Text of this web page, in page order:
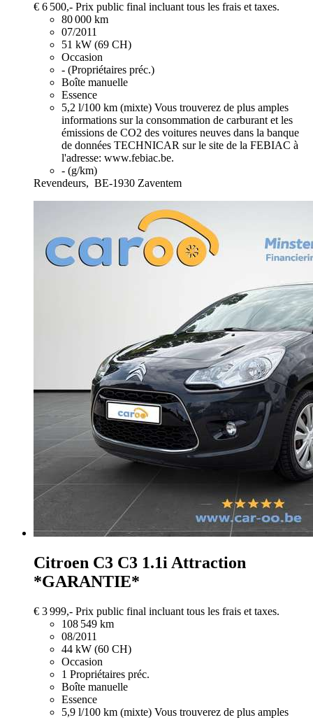
€ 6 500,- Prix public final incluant tous les frais et taxes.
80 000 km
07/2011
51 kW (69 CH)
Occasion
- (Propriétaires préc.)
Boîte manuelle
Essence
5,2 l/100 km (mixte) Vous trouverez de plus amples
informations sur la consommation de carburant et les
émissions de CO2 des voitures neuves dans la banque
de données TECHNICAR sur le site de la FEBIAC à
l'adresse: www.febiac.be.
- (g/km)
Revendeurs, BE-1930 Zaventem
Citroen C3 C3 1.1i Attraction
*GARANTIE*
€ 3 999,- Prix public final incluant tous les frais et taxes.
108 549 km
08/2011
44 kW (60 CH)
Occasion
1 Propriétaires préc.
Boîte manuelle
Essence
5,9 l/100 km (mixte) Vous trouverez de plus amples